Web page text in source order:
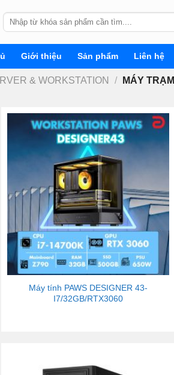
Tìm
kiếm:
Giới thiệu Sản phẩm Liên hệ
& WORKSTATION /
MÁY TRẠM
Máy tính PAWS DESIGNER 43-
I7/32GB/RTX3060